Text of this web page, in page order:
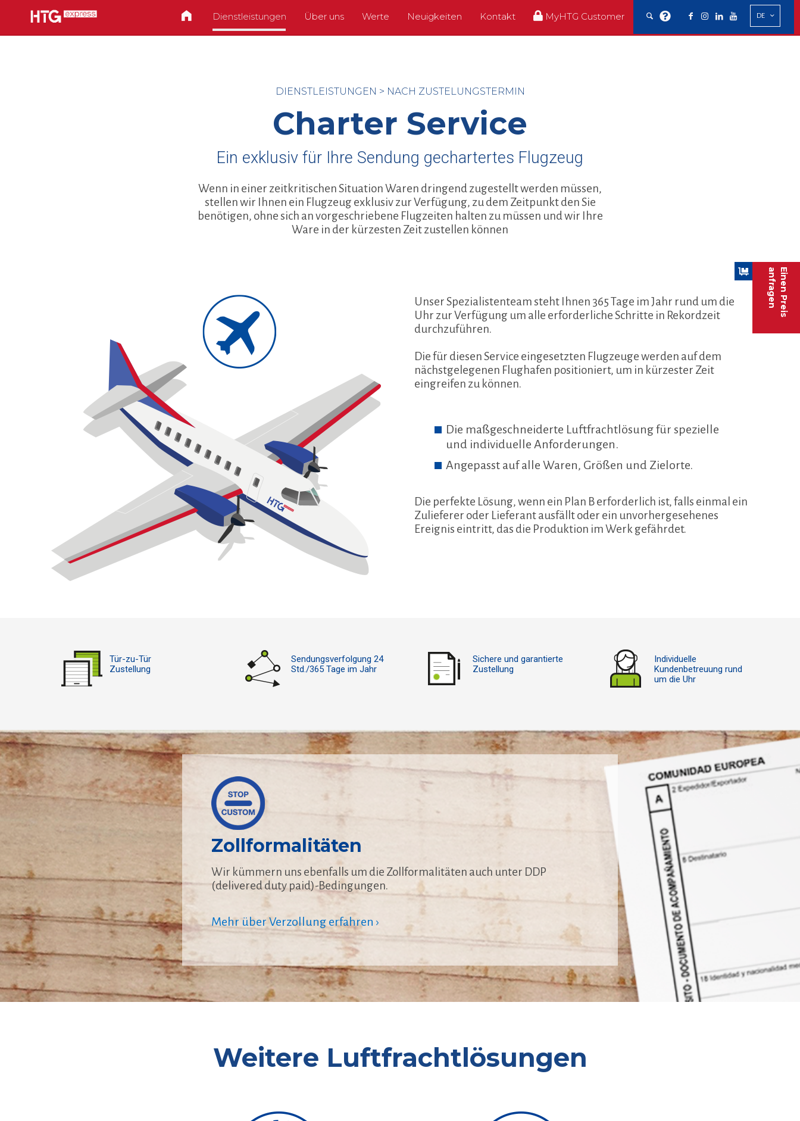
Einen Preis
anfragen
Dienstleistungen Über uns Werte Neuigkeiten Kontakt MyHTG Customer DE
DIENSTLEISTUNGEN > NACH ZUSTELUNGSTERMIN
Charter Service
Ein exklusiv für Ihre Sendung gechartertes Flugzeug
Wenn in einer zeitkritischen Situation Waren dringend zugestellt werden müssen,
stellen wir Ihnen ein Flugzeug exklusiv zur Verfügung, zu dem Zeitpunkt den Sie
benötigen, ohne sich an vorgeschriebene Flugzeiten halten zu müssen und wir Ihre
Ware in der kürzesten Zeit zustellen können
Unser Spezialistenteam steht Ihnen 365 Tage im Jahr rund um die
Uhr zur Verfügung um alle erforderliche Schritte in Rekordzeit
durchzuführen.
Die für diesen Service eingesetzten Flugzeuge werden auf dem
nächstgelegenen Flughafen positioniert, um in kürzester Zeit
eingreifen zu können.
Die maßgeschneiderte Luftfrachtlösung für spezielle
und individuelle Anforderungen.
Angepasst auf alle Waren, Größen und Zielorte.
Die perfekte Lösung, wenn ein Plan B erforderlich ist, falls einmal ein
Zulieferer oder Lieferant ausfällt oder ein unvorhergesehenes
Ereignis eintritt, das die Produktion im Werk gefährdet.
Tür-zu-Tür
Zustellung
Sendungsverfolgung 24
Std./365 Tage im Jahr
Sichere und garantierte
Zustellung
Individuelle
Kundenbetreuung rund
um die Uhr
Zollformalitäten
Wir kümmern uns ebenfalls um die Zollformalitäten auch unter DDP
(delivered duty paid)-Bedingungen.
Mehr über Verzollung erfahren ›
Weitere Luftfrachtlösungen